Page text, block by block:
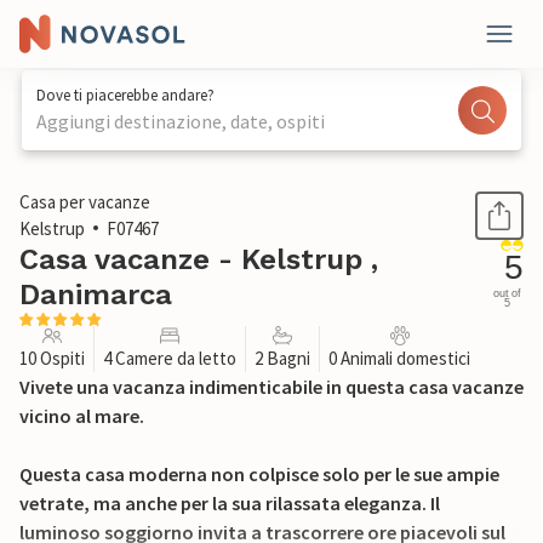
Dove ti piacerebbe andare?
Aggiungi destinazione, date, ospiti
1 / 31
Casa per vacanze
Kelstrup
F07467
Casa vacanze - Kelstrup ,
Danimarca
5
out of
5
10 Ospiti 4 Camere da letto 2 Bagni 0 Animali domestici
Vivete una vacanza indimenticabile in questa casa vacanze
vicino al mare.
Questa casa moderna non colpisce solo per le sue ampie
vetrate, ma anche per la sua rilassata eleganza. Il
luminoso soggiorno invita a trascorrere ore piacevoli sul